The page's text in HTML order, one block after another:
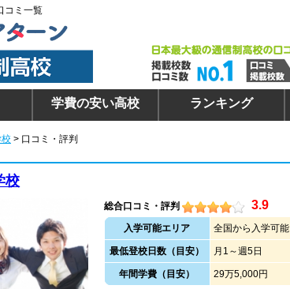
コミ一覧
学費の安い高校 ランキング
> 口コミ・評判
校
総合口コミ・評判 3.9
入学可能エリア 全国から入学可能
最低登校日数（目安） 月1～週5日
年間学費（目安） 29万5,000円